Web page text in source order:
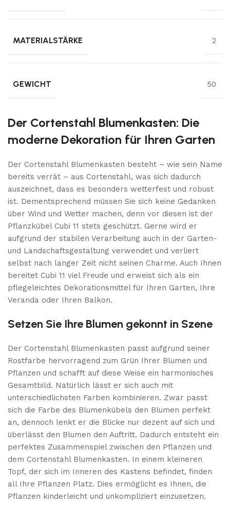
MATERIALSTÄRKE 2
GEWICHT 50
Der Cortenstahl Blumenkasten: Die
moderne Dekoration für Ihren Garten
Der Cortenstahl Blumenkasten besteht – wie sein Name
bereits verrät – aus Cortenstahl, was sich dadurch
auszeichnet, dass es besonders wetterfest und robust
ist. Dementsprechend müssen Sie sich keine Gedanken
über Wind und Wetter machen, denn vor diesen ist der
Pflanzkübel Cubi 11 stets geschützt. Gerne wird er
aufgrund der stabilen Verarbeitung auch in der Garten-
und Landschaftsgestaltung verwendet und verliert
selbst nach langer Zeit nicht seinen Charme. Auch Ihnen
bereitet Cubi 11 viel Freude und erweist sich als ein
pflegeleichtes Dekorationsmittel für Ihren Garten, Ihre
Veranda oder Ihren Balkon.
Setzen Sie Ihre Blumen gekonnt in Szene
Der Cortenstahl Blumenkasten passt aufgrund seiner
Rostfarbe hervorragend zum Grün Ihrer Blumen und
Pflanzen und schafft auf diese Weise ein harmonisches
Gesamtbild. Natürlich lässt er sich auch mit
unterschiedlichsten Farben kombinieren. Zwar passt
sich die Farbe des Blumenkübels den Blumen perfekt
an, dennoch lenkt er die Blicke nur dezent auf sich und
überlässt den Blumen den Auftritt. Dadurch entsteht ein
perfektes Zusammenspiel zwischen den Pflanzen und
dem Cortenstahl Blumenkasten. In einem kleineren
Topf, der sich im Inneren des Kastens befindet, finden
all Ihre Pflanzen Platz. Dies ermöglicht es Ihnen, die
Pflanzen kinderleicht und unkompliziert einzusetzen.